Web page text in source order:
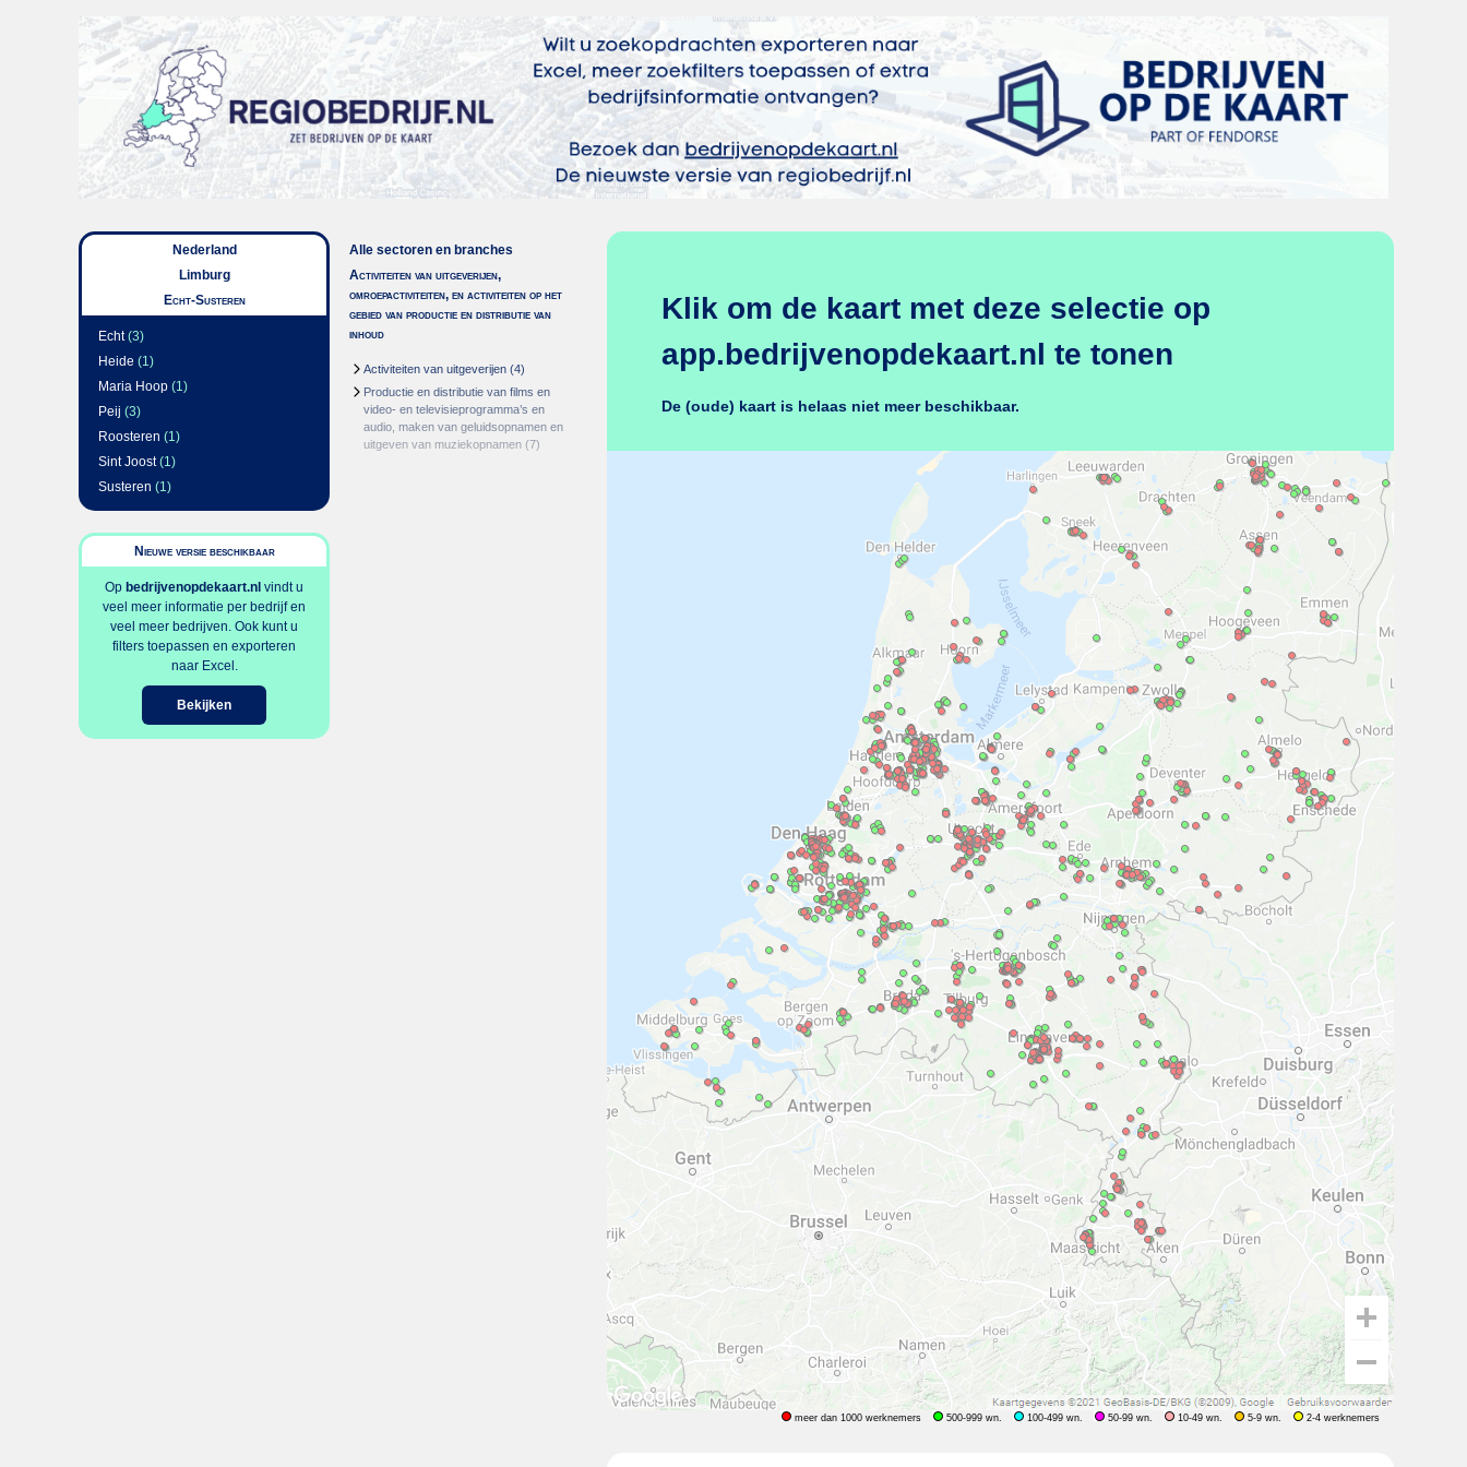
Nederland
Limburg
Echt-Susteren
Echt(3)
Heide (1)
Maria Hoop (1)
Peij (3)
Roosteren (1)
Sint Joost(1)
Susteren (1)
Nieuwe versie beschikbaar
Op bedrijvenopdekaart.nl vindt u
veel meer informatie per bedrijf en
veel meer bedrijven. Ook kunt u
filters toepassen en exporteren
naar Excel.
Bekijken
Alle sectoren en branches
Activiteiten van uitgeverijen,
omroepactiviteiten, en activiteiten op het
gebied van productie en distributie van
inhoud
Activiteiten van uitgeverijen (4)
Productie en distributie van films en
video- en televisieprogramma’s en
audio, maken van geluidsopnamen en
uitgeven van muziekopnamen (7)
Klik om de kaart met deze selectie op
app.bedrijvenopdekaart.nl te tonen
De (oude) kaart is helaas niet meer beschikbaar.
meer dan 1000 werknemers 500-999 wn. 100-499 wn. 50-99 wn. 10-49 wn. 5-9 wn. 2-4 werknemers